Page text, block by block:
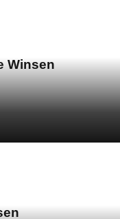
Winsen